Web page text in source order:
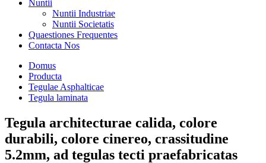
Nuntii
Nuntii Industriae
Nuntii Societatis
Quaestiones Frequentes
Contacta Nos
Domus
Producta
Tegulae Asphalticae
Tegula laminata
Tegula architecturae calida, colore
durabili, colore cinereo, crassitudine
5.2mm, ad tegulas tecti praefabricatas